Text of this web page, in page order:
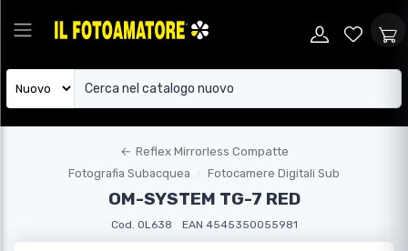
← Reflex Mirrorless Compatte
Fotografia Subacquea
Fotocamere Digitali Sub
OM-SYSTEM TG-7 RED
Cod. OL638 EAN 4545350055981